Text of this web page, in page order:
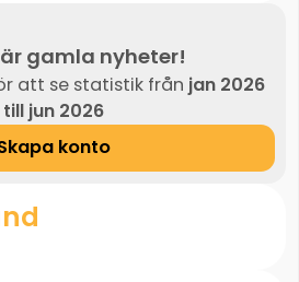
gamla nyheter!
att se statistik från jan 2026
till jun 2026
konto